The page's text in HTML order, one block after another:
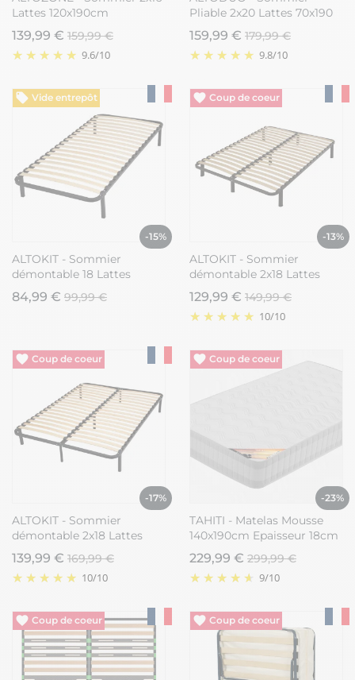
Lattes 120x190cm
139,99 € 159,99 €
9.6/10
Pliable 2x20 Lattes 70x190
159,99 € 179,99 €
9.8/10
Vide entrepôt
-15%
ALTOKIT - Sommier
démontable 18 Lattes
90x190cm
84,99 € 99,99 €
Vide entrepôt
-13%
ALTOKIT - Sommier
démontable 2x18 Lattes
140x190cm
129,99 € 149,99 €
10/10
Vide entrepôt
-17%
ALTOKIT - Sommier
démontable 2x18 Lattes
160x200cm
139,99 € 169,99 €
10/10
Vide entrepôt
-23%
TAHITI - Matelas Mousse
140x190cm Epaisseur 18cm
229,99 € 299,99 €
9/10
Vide entrepôt Vide entrepôt